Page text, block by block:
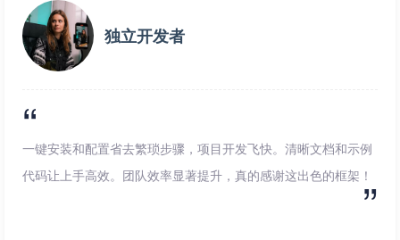
独立开发者
一键安装和配置省去繁琐步骤，项目开发飞快。清晰文档和示例
代码让上手高效。团队效率显著提升，真的感谢这出色的框架！